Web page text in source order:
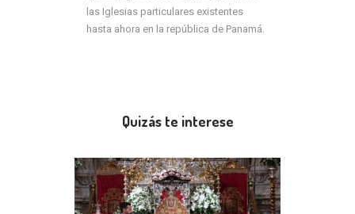
las Iglesias particulares existentes
hasta ahora en la república de Panamá.
Quizás te interese